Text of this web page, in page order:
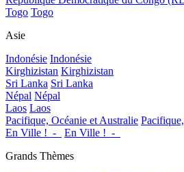
Togo Togo
Asie
Indonésie Indonésie
Kirghizistan Kirghizistan
Sri Lanka Sri Lanka
Népal Népal
Laos Laos
Pacifique, Océanie et Australie
En Ville !_-_
En Ville !_-_
Grands Thèmes